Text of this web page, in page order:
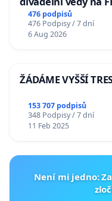
476 podpisů
476 Podpisy / 7 dní
6 Aug 2026
ŽÁDÁME VYŠŠÍ
153 707 podpisů
348 Podpisy / 7 dní
11 Feb 2025
Není mi jedno: